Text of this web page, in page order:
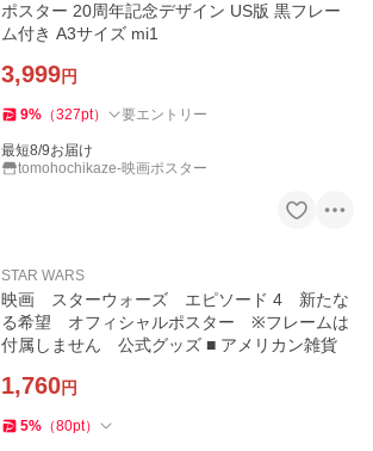
ポスター 20周年記念デザイン US版 黒フレー
ム付き A3サイズ mi1
3,999円
9% （327pt） 要エントリー
最短8/9お届け
tomohochikaze-映画ポスター
STAR WARS
映画 スターウォーズ エピソード 4 新たな
る希望 オフィシャルポスター ※フレームは
付属しません 公式グッズ ■ アメリカン雑貨
1,760円
5% （80pt）